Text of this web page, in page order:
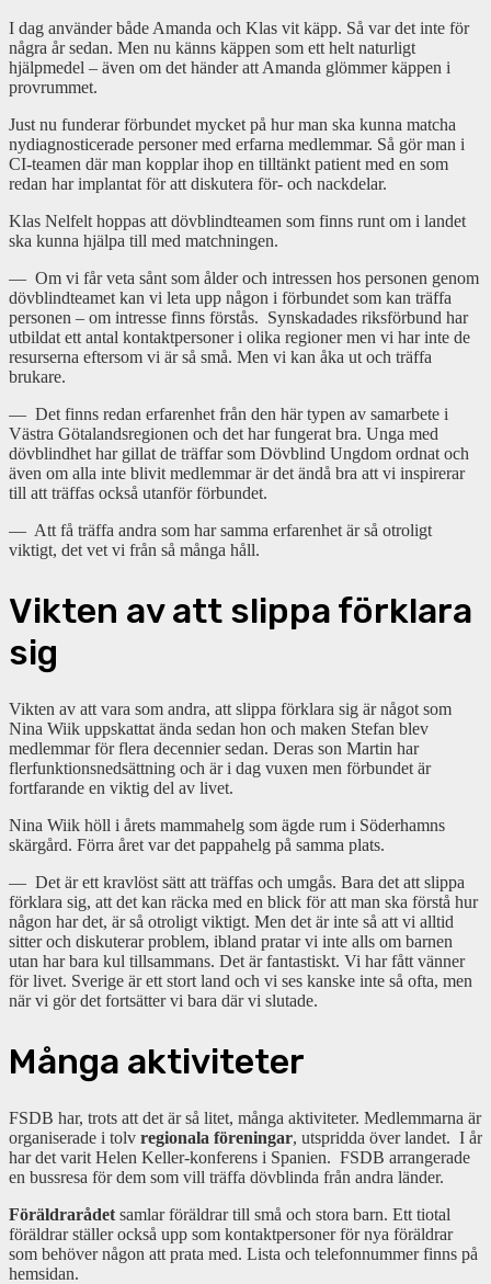
I dag använder både Amanda och Klas vit käpp. Så var det inte för
några år sedan. Men nu känns käppen som ett helt naturligt
hjälpmedel – även om det händer att Amanda glömmer käppen i
provrummet.
Just nu funderar förbundet mycket på hur man ska kunna matcha
nydiagnosticerade personer med erfarna medlemmar. Så gör man i
CI-teamen där man kopplar ihop en tilltänkt patient med en som
redan har implantat för att diskutera för- och nackdelar.
Klas Nelfelt hoppas att dövblindteamen som finns runt om i landet
ska kunna hjälpa till med matchningen.
— Om vi får veta sånt som ålder och intressen hos personen genom
dövblindteamet kan vi leta upp någon i förbundet som kan träffa
personen – om intresse finns förstås. Synskadades riksförbund har
utbildat ett antal kontaktpersoner i olika regioner men vi har inte de
resurserna eftersom vi är så små. Men vi kan åka ut och träffa
brukare.
— Det finns redan erfarenhet från den här typen av samarbete i
Västra Götalandsregionen och det har fungerat bra. Unga med
dövblindhet har gillat de träffar som Dövblind Ungdom ordnat och
även om alla inte blivit medlemmar är det ändå bra att vi inspirerar
till att träffas också utanför förbundet.
— Att få träffa andra som har samma erfarenhet är så otroligt
viktigt, det vet vi från så många håll.
Vikten av att slippa förklara
sig
Vikten av att vara som andra, att slippa förklara sig är något som
Nina Wiik uppskattat ända sedan hon och maken Stefan blev
medlemmar för flera decennier sedan. Deras son Martin har
flerfunktionsnedsättning och är i dag vuxen men förbundet är
fortfarande en viktig del av livet.
Nina Wiik höll i årets mammahelg som ägde rum i Söderhamns
skärgård. Förra året var det pappahelg på samma plats.
— Det är ett kravlöst sätt att träffas och umgås. Bara det att slippa
förklara sig, att det kan räcka med en blick för att man ska förstå hur
någon har det, är så otroligt viktigt. Men det är inte så att vi alltid
sitter och diskuterar problem, ibland pratar vi inte alls om barnen
utan har bara kul tillsammans. Det är fantastiskt. Vi har fått vänner
för livet. Sverige är ett stort land och vi ses kanske inte så ofta, men
när vi gör det fortsätter vi bara där vi slutade.
Många aktiviteter
FSDB har, trots att det är så litet, många aktiviteter. Medlemmarna är
organiserade i tolv regionala föreningar, utspridda över landet. I år
har det varit Helen Keller-konferens i Spanien. FSDB arrangerade
en bussresa för dem som vill träffa dövblinda från andra länder.
Föräldrarådet samlar föräldrar till små och stora barn. Ett tiotal
föräldrar ställer också upp som kontaktpersoner för nya föräldrar
som behöver någon att prata med. Lista och telefonnummer finns på
hemsidan.